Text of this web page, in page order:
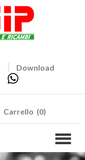
Download
Carrello (0)